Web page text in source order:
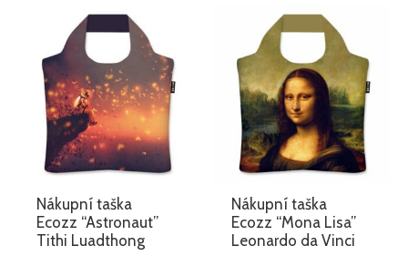
Nákupní taška
Ecozz “Astronaut”
Tithi Luadthong
Nákupní taška
Ecozz “Mona Lisa”
Leonardo da Vinci